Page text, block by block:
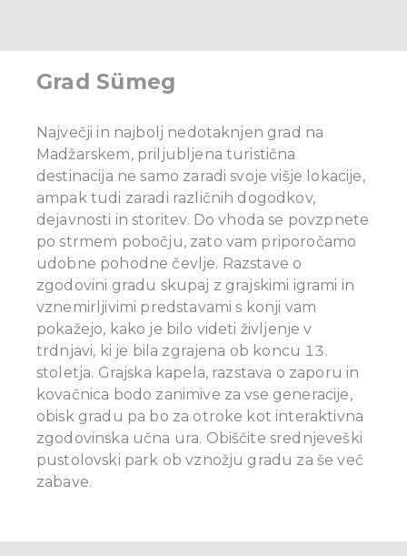
Grad Sümeg
Največji in najbolj nedotaknjen grad na
Madžarskem, priljubljena turistična
destinacija ne samo zaradi svoje višje lokacije,
ampak tudi zaradi različnih dogodkov,
dejavnosti in storitev. Do vhoda se povzpnete
po strmem pobočju, zato vam priporočamo
udobne pohodne čevlje. Razstave o
zgodovini gradu skupaj z grajskimi igrami in
vznemirljivimi predstavami s konji vam
pokažejo, kako je bilo videti življenje v
trdnjavi, ki je bila zgrajena ob koncu 13.
stoletja. Grajska kapela, razstava o zaporu in
kovačnica bodo zanimive za vse generacije,
obisk gradu pa bo za otroke kot interaktivna
zgodovinska učna ura. Obiščite srednjeveški
pustolovski park ob vznožju gradu za še več
zabave.